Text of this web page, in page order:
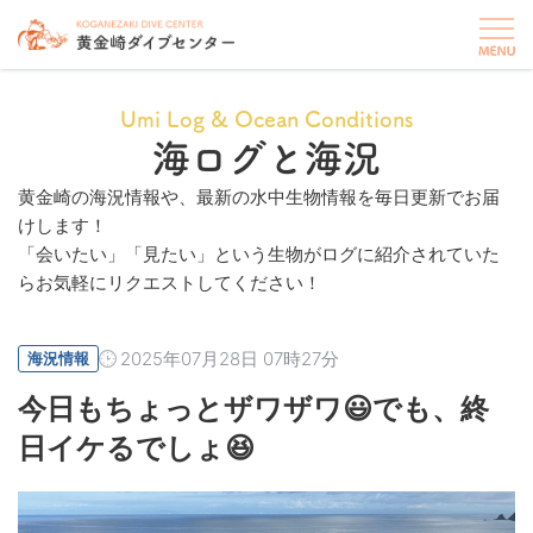
Umi Log & Ocean Conditions
海ログと海況
黄金崎の海況情報や、最新の水中生物情報を毎日更新でお届
けします！
「会いたい」「見たい」という生物がログに紹介されていた
らお気軽にリクエストしてください！
海況情報 2025年07月28日 07時27分
今日もちょっとザワザワ😃でも、終
日イケるでしょ😆